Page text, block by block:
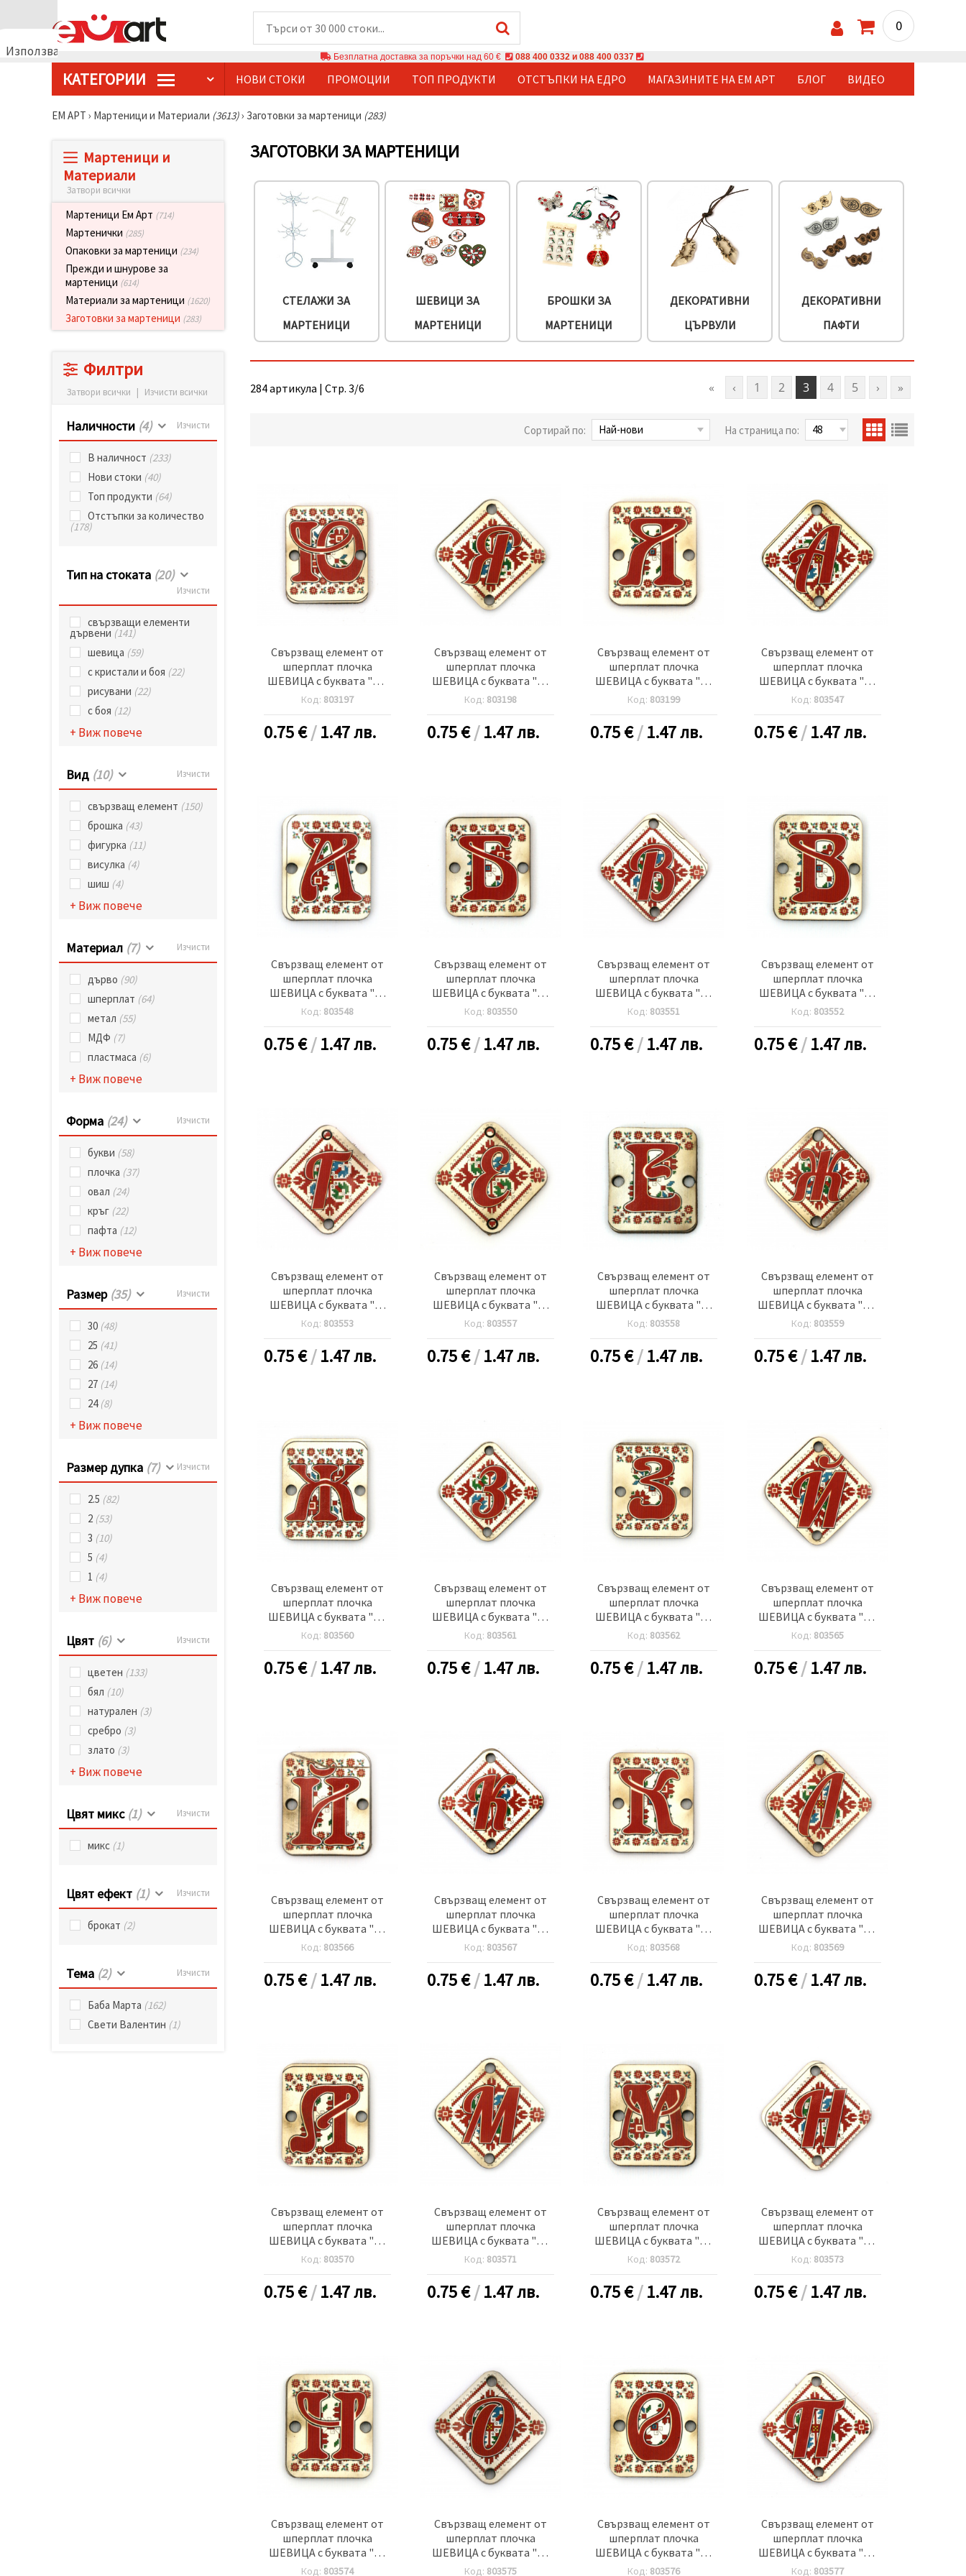
Използваме
бисквитки
Използваме
релевантно
Настройки
0
Безплатна доставка за поръчки над 60 € 088 400 0332 и 088 400 0337
КАТЕГОРИИ НОВИ СТОКИ ПРОМОЦИИ ТОП ПРОДУКТИ ОТСТЪПКИ НА ЕДРО МАГАЗИНИТЕ НА ЕМ АРТ БЛОГ ВИДЕО
ЕМ АРТ › Мартеници и Материали (3613)› Заготовки за мартеници (283)
Мартеници и
Материали
Затвори всички
Мартеници Ем Арт (714)
Мартенички (285)
Опаковки за мартеници (234)
Прежди и шнурове за
мартеници (614)
Материали за мартеници (1620)
Заготовки за мартеници (283)
Филтри
Затвори всички | Изчисти всички
Наличности (4) Изчисти
В наличност (233)
Нови стоки (40)
Топ продукти (64)
Отстъпки за количество
(178)
Тип на стоката (20)
Изчисти
свързващи елементи
дървени (141)
шевица (59)
с кристали и боя (22)
рисувани (22)
с боя (12)
+ Виж повече
Вид (10) Изчисти
свързващ елемент (150)
брошка (43)
фигурка (11)
висулка (4)
шиш (4)
+ Виж повече
Материал (7) Изчисти
дърво (90)
шперплат (64)
метал (55)
МДФ (7)
пластмаса (6)
+ Виж повече
Форма (24) Изчисти
букви (58)
плочка (37)
овал (24)
кръг (22)
пафта (12)
+ Виж повече
Размер (35) Изчисти
30 (48)
25 (41)
26 (14)
27 (14)
24 (8)
+ Виж повече
Размер дупка (7) Изчисти
2.5 (82)
2 (53)
3 (10)
5 (4)
1 (4)
+ Виж повече
Цвят (6) Изчисти
цветен (133)
бял (10)
натурален (3)
сребро (3)
злато (3)
+ Виж повече
Цвят микс (1) Изчисти
микс (1)
Цвят ефект (1) Изчисти
брокат (2)
Тема (2) Изчисти
Баба Марта (162)
Свети Валентин (1)
ЗАГОТОВКИ ЗА МАРТЕНИЦИ
СТЕЛАЖИ ЗА
МАРТЕНИЦИ
ШЕВИЦИ ЗА
МАРТЕНИЦИ
БРОШКИ ЗА
МАРТЕНИЦИ
ДЕКОРАТИВНИ
ЦЪРВУЛИ
ДЕКОРАТИВНИ
ПАФТИ
« ‹ 1 2 3 4 5 › »
284 артикула | Стр. 3/6
Сортирай по: На страница по:
Свързващ елемент от
шперплат плочка
ШЕВИЦА с буквата "Ю"
20x25x2 мм дупка 2.5 мм
-5 броя
Код: 803197
0.75€/1.47 лв.
Свързващ елемент от
шперплат плочка
ШЕВИЦА с буквата "Я"
30x2 мм дупка 2.5 мм -5
броя
Код: 803198
0.75€/1.47 лв.
Свързващ елемент от
шперплат плочка
ШЕВИЦА с буквата "Я"
20x25x2 мм дупка 2.5 мм
-5 броя
Код: 803199
0.75€/1.47 лв.
Свързващ елемент от
шперплат плочка
ШЕВИЦА с буквата "А"
30x2 мм дупка 2.5 мм -5
броя
Код: 803547
0.75€/1.47 лв.
Свързващ елемент от
шперплат плочка
ШЕВИЦА с буквата "А"
20x25x2 мм дупка 2 мм -5
броя
Код: 803548
0.75€/1.47 лв.
Свързващ елемент от
шперплат плочка
ШЕВИЦА с буквата "Б"
20x25x2 мм дупка 2.5 мм
-5 броя
Код: 803550
0.75€/1.47 лв.
Свързващ елемент от
шперплат плочка
ШЕВИЦА с буквата "В"
30x2 мм дупка 2.5 мм -5
броя
Код: 803551
0.75€/1.47 лв.
Свързващ елемент от
шперплат плочка
ШЕВИЦА с буквата "В"
20x25x2 мм дупка 2.5 мм
-5 броя
Код: 803552
0.75€/1.47 лв.
Свързващ елемент от
шперплат плочка
ШЕВИЦА с буквата "Г"
30x2 мм дупка 2.5 мм -5
броя
Код: 803553
0.75€/1.47 лв.
Свързващ елемент от
шперплат плочка
ШЕВИЦА с буквата "Е"
30x2 мм дупка 2.5 мм -5
броя
Код: 803557
0.75€/1.47 лв.
Свързващ елемент от
шперплат плочка
ШЕВИЦА с буквата "Е"
20x25x2 мм дупка 2.5 мм
-5 броя
Код: 803558
0.75€/1.47 лв.
Свързващ елемент от
шперплат плочка
ШЕВИЦА с буквата "Ж"
30x2 мм дупка 2.5 мм -5
броя
Код: 803559
0.75€/1.47 лв.
Свързващ елемент от
шперплат плочка
ШЕВИЦА с буквата "Ж"
20x25x2 мм дупка 2.5 мм
-5 броя
Код: 803560
0.75€/1.47 лв.
Свързващ елемент от
шперплат плочка
ШЕВИЦА с буквата "З"
30x2 мм дупка 2.5 мм -5
броя
Код: 803561
0.75€/1.47 лв.
Свързващ елемент от
шперплат плочка
ШЕВИЦА с буквата "З"
20x25x2 мм дупка 2.5 мм
-5 броя
Код: 803562
0.75€/1.47 лв.
Свързващ елемент от
шперплат плочка
ШЕВИЦА с буквата "Й"
30x2 мм дупка 2.5 мм -5
броя
Код: 803565
0.75€/1.47 лв.
Свързващ елемент от
шперплат плочка
ШЕВИЦА с буквата "Й"
20x25x2 мм дупка 2.5 мм
-5 броя
Код: 803566
0.75€/1.47 лв.
Свързващ елемент от
шперплат плочка
ШЕВИЦА с буквата "К"
30x2 мм дупка 2.5 мм -5
броя
Код: 803567
0.75€/1.47 лв.
Свързващ елемент от
шперплат плочка
ШЕВИЦА с буквата "К"
20x25x2 мм дупка 2.5 мм
-5 броя
Код: 803568
0.75€/1.47 лв.
Свързващ елемент от
шперплат плочка
ШЕВИЦА с буквата "Л"
30x2 мм дупка 2.5 мм -5
броя
Код: 803569
0.75€/1.47 лв.
Свързващ елемент от
шперплат плочка
ШЕВИЦА с буквата "Л"
20x25x2 мм дупка 2.5 мм
-5 броя
Код: 803570
0.75€/1.47 лв.
Свързващ елемент от
шперплат плочка
ШЕВИЦА с буквата "М"
30x2 мм дупка 2.5 мм -5
броя
Код: 803571
0.75€/1.47 лв.
Свързващ елемент от
шперплат плочка
ШЕВИЦА с буквата "М"
20x25x2 мм дупка 2.5 мм
-5 броя
Код: 803572
0.75€/1.47 лв.
Свързващ елемент от
шперплат плочка
ШЕВИЦА с буквата "Н"
30x2 мм дупка 2.5 мм -5
броя
Код: 803573
0.75€/1.47 лв.
Свързващ елемент от
шперплат плочка
ШЕВИЦА с буквата "Н"
20x25x2 мм дупка 2.5 мм
Код: 803574
Свързващ елемент от
шперплат плочка
ШЕВИЦА с буквата "О"
30x2 мм дупка 2.5 мм -5
Код: 803575
Свързващ елемент от
шперплат плочка
ШЕВИЦА с буквата "О"
20x25x2 мм дупка 2.5 мм
Код: 803576
Свързващ елемент от
шперплат плочка
ШЕВИЦА с буквата "П"
30x2 мм дупка 2.5 мм -5
Код: 803577